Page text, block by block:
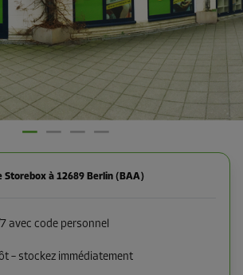
Storebox à 12689 Berlin (BAA)
avec code personnel
– stockez immédiatement